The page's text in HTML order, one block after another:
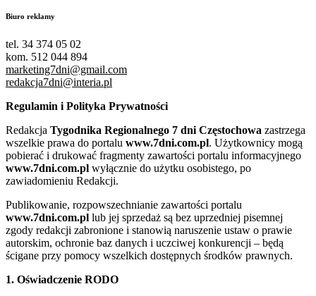
Biuro reklamy
tel. 34 374 05 02
kom. 512 044 894
marketing7dni@gmail.com
redakcja7dni@interia.pl
Regulamin i Polityka Prywatności
Redakcja Tygodnika Regionalnego 7 dni Częstochowa zastrzega
wszelkie prawa do portalu www.7dni.com.pl. Użytkownicy mogą
pobierać i drukować fragmenty zawartości portalu informacyjnego
www.7dni.com.pl wyłącznie do użytku osobistego, po
zawiadomieniu Redakcji.
Publikowanie, rozpowszechnianie zawartości portalu
www.7dni.com.pl lub jej sprzedaż są bez uprzedniej pisemnej
zgody redakcji zabronione i stanowią naruszenie ustaw o prawie
autorskim, ochronie baz danych i uczciwej konkurencji – będą
ścigane przy pomocy wszelkich dostępnych środków prawnych.
1. Oświadczenie RODO